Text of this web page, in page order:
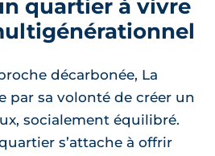
quartier à vivre
décarbonée, La
par sa volonté de créer un
socialement équilibré.
s’attache à offrir